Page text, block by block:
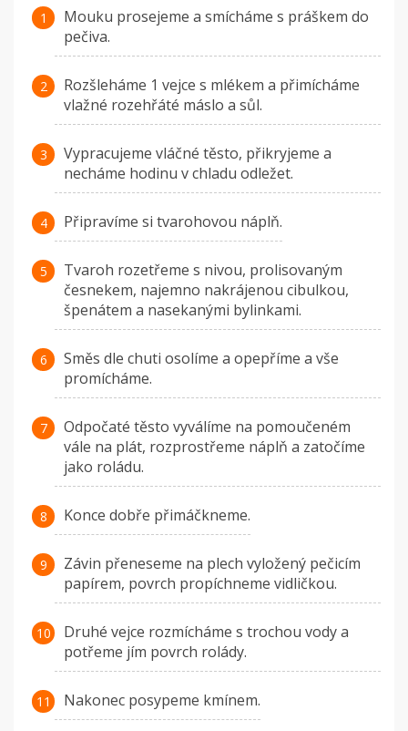
Mouku prosejeme a smícháme s práškem do
pečiva.
Rozšleháme 1 vejce s mlékem a přimícháme
vlažné rozehřáté máslo a sůl.
Vypracujeme vláčné těsto, přikryjeme a
necháme hodinu v chladu odležet.
Připravíme si tvarohovou náplň.
Tvaroh rozetřeme s nivou, prolisovaným
česnekem, najemno nakrájenou cibulkou,
špenátem a nasekanými bylinkami.
Směs dle chuti osolíme a opepříme a vše
promícháme.
Odpočaté těsto vyválíme na pomoučeném
vále na plát, rozprostřeme náplň a zatočíme
jako roládu.
Konce dobře přimáčkneme.
Závin přeneseme na plech vyložený pečicím
papírem, povrch propíchneme vidličkou.
Druhé vejce rozmícháme s trochou vody a
potřeme jím povrch rolády.
Nakonec posypeme kmínem.